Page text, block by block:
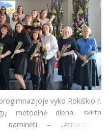
vyko Rokiškio r.
metodinė diena, skirta
– „Atnaujintos
pedagogo darbe: metodai ir